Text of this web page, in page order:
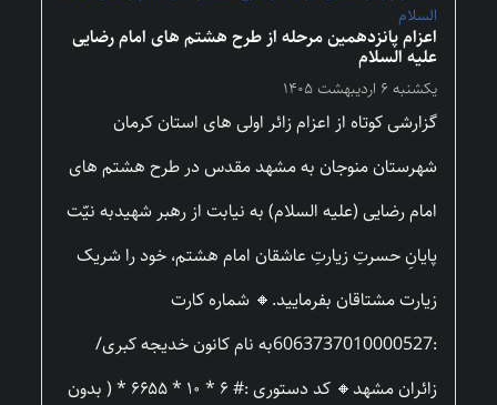
اعزام پانزدهمین مرحله از طرح هشتم های امام رضایی
علیه السلام
یکشنبه ۶ اردیبهشت ۱۴۰۵
گزارشی کوتاه از اعزام زائر اولی های استان کرمان
شهرستان منوجان به مشهد مقدس در طرح هشتم های
امام رضایی (علیه السلام) به نیابت از رهبر شهیدبه نیّت
پایانِ حسرتِ زیارتِ عاشقان امام هشتم، خود را شریک
زیارت مشتاقان بفرمایید.🔸 شماره کارت
:6063737010000527به نام کانون خدیجه کبری/
زائران مشهد🔸 کد دستوری :# ۶ * ۱۰ * ۶۶۵۵ * ( بدون